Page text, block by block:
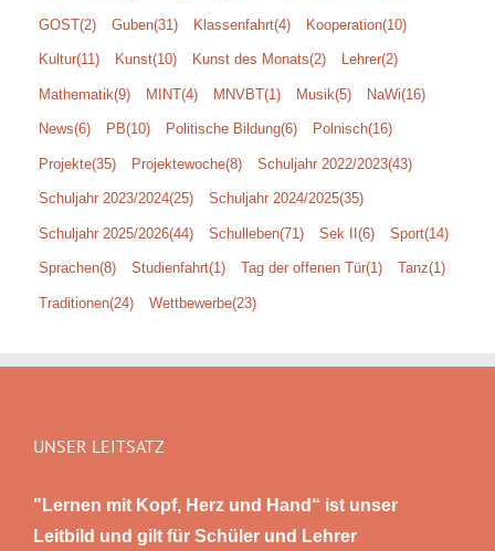
GOST(2) Guben(31) Klassenfahrt(4) Kooperation(10)
Kultur(11) Kunst(10) Kunst des Monats(2) Lehrer(2)
Mathematik(9) MINT(4) MNVBT(1) Musik(5) NaWi(16)
News(6) PB(10) Politische Bildung(6) Polnisch(16)
Projekte(35) Projektewoche(8) Schuljahr 2022/2023(43)
Schuljahr 2023/2024(25) Schuljahr 2024/2025(35)
Schuljahr 2025/2026(44) Schulleben(71) Sek II(6) Sport(14)
Sprachen(8) Studienfahrt(1) Tag der offenen Tür(1) Tanz(1)
Traditionen(24) Wettbewerbe(23)
UNSER LEITSATZ
"Lernen mit Kopf, Herz und Hand“ ist unser
Leitbild und gilt für Schüler und Lehrer